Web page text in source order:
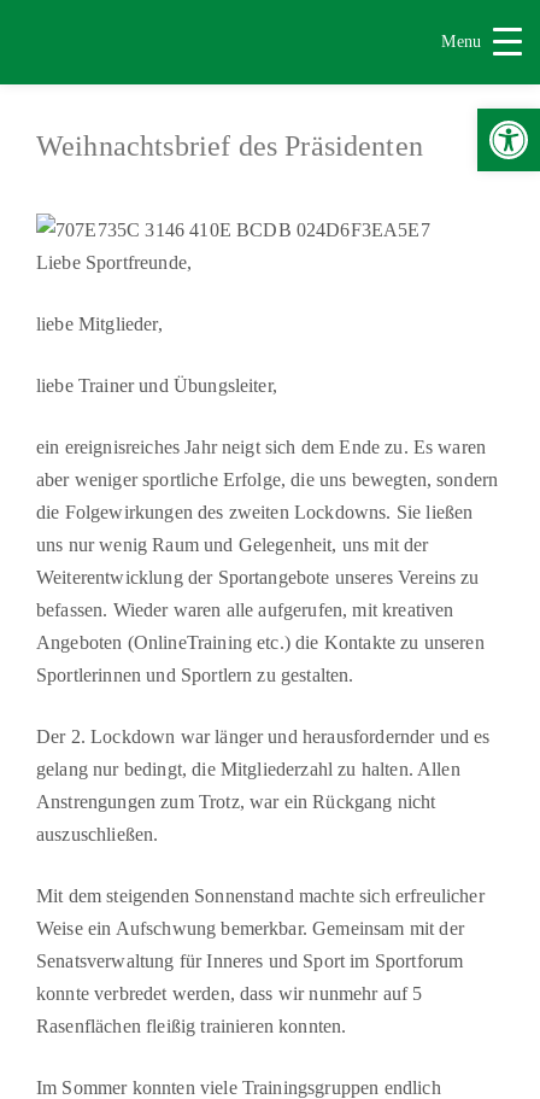
Menu
Weihnachtsbrief des Präsidenten
Liebe Sportfreunde,
liebe Mitglieder,
liebe Trainer und Übungsleiter,
ein ereignisreiches Jahr neigt sich dem Ende zu. Es waren
aber weniger sportliche Erfolge, die uns bewegten, sondern
die Folgewirkungen des zweiten Lockdowns. Sie ließen
uns nur wenig Raum und Gelegenheit, uns mit der
Weiterentwicklung der Sportangebote unseres Vereins zu
befassen. Wieder waren alle aufgerufen, mit kreativen
Angeboten (OnlineTraining etc.) die Kontakte zu unseren
Sportlerinnen und Sportlern zu gestalten.
Der 2. Lockdown war länger und herausfordernder und es
gelang nur bedingt, die Mitglieder­zahl zu halten. Allen
Anstrengungen zum Trotz, war ein Rückgang nicht
auszuschließen.
Mit dem steigenden Sonnenstand machte sich erfreulicher
Weise ein Aufschwung bemerk­bar. Gemeinsam mit der
Senatsverwaltung für Inneres und Sport im Sportforum
konnte verb­redet werden, dass wir nunmehr auf 5
Rasenflächen fleißig trainieren konnten.
Im Sommer konnten viele Trainingsgruppen endlich